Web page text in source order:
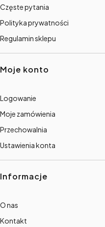
Częste pytania
Polityka prywatności
Regulamin sklepu
Moje konto
Logowanie
Moje zamówienia
Przechowalnia
Ustawienia konta
Informacje
O nas
Kontakt